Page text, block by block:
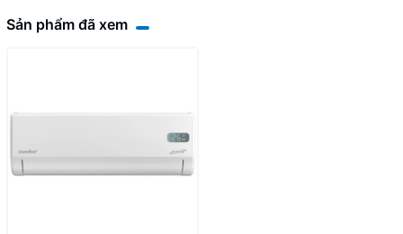
Sản phẩm đã xem